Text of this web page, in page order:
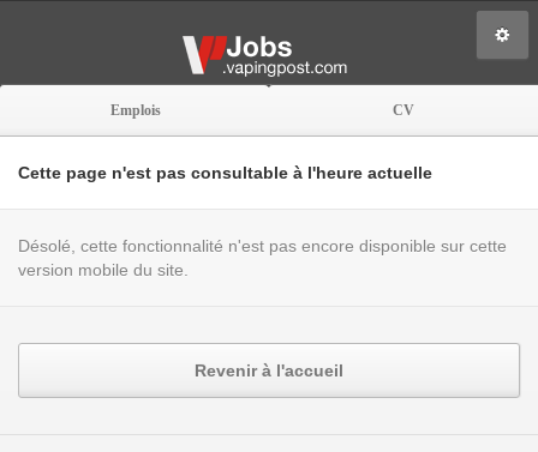
Emplois CV
Cette page n'est pas consultable à l'heure actuelle
Désolé, cette fonctionnalité n'est pas encore disponible sur cette
version mobile du site.
Revenir à l'accueil